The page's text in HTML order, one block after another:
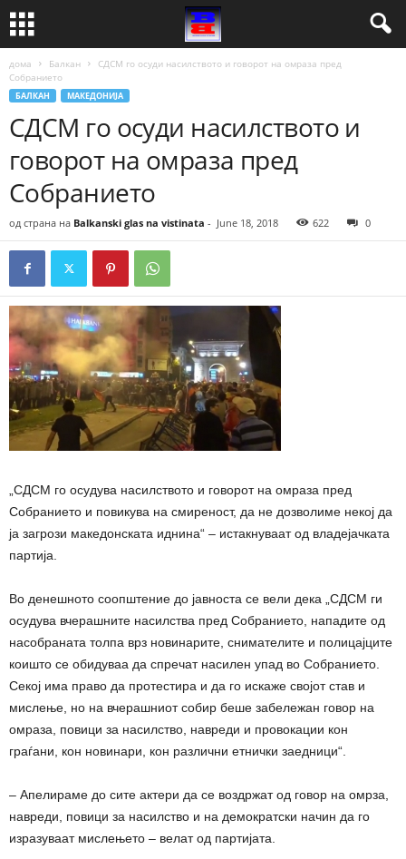
дома Балкан
СДСМ го осуди насилството и говорот на омраза пред
Собранието
БАЛКАН МАКЕДОНИЈА
СДСМ го осуди насилството и
говорот на омраза пред
Собранието
од страна на Balkanski glas na vistinata - June 18, 2018 622 0
„СДСМ го осудува насилството и говорот на омраза пред
Собранието и повикува на смиреност, да не дозволиме некој да
ја загрози македонската иднина“ – истакнуваат од владејачката
партија.
Во денешното соопштение до јавноста се вели дека „СДСМ ги
осудува вчерашните насилства пред Собранието, нападите од
насобраната толпа врз новинарите, снимателите и полицајците
коишто се обидуваа да спречат насилен упад во Собранието.
Секој има право да протестира и да го искаже својот став и
мислење, но на вчерашниот собир беше забележан говор на
омраза, повици за насилство, навреди и провокации кон
граѓани, кон новинари, кон различни етнички заедници“.
– Апелираме до сите актери да се воздржат од говор на омрза,
навреди, повици за насилство и на демократски начин да го
изразуваат мислењето – велат од партијата.